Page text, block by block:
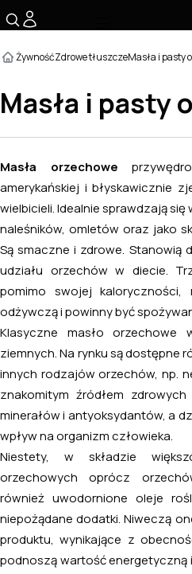
ŻywnośćZdrowe tłuszczeMasła i pasty
Masła i pasty
Masła orzechowe
amerykańskiej i błyskawicznie
wielbicieli. Idealnie sprawdzają się
naleśników, omletów oraz jako
Są smaczne i zdrowe. Stanowią
udziału orzechów w diecie.
pomimo swojej
odżywczą i powinny być
Klasyczne masło orzechowe
ziemnych. Na rynku są dostępne
innych rodzajów orzechów, np.
znakomitym źródłem zdrowych
minerałów i antyoksydantów, a
wpływ na organizm człowieka.
Niestety, w składzie
orzechowych oprócz
również uwodornione oleje
niepożądane dodatki. Niweczą
produktu, wynikające z
podnoszą wartość energetyczną